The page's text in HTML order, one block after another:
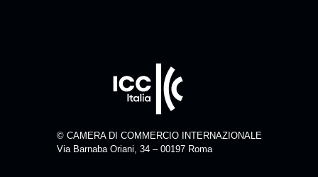
© CAMERA DI COMMERCIO INTERNAZIONALE
Via Barnaba Oriani, 34 – 00197 Roma